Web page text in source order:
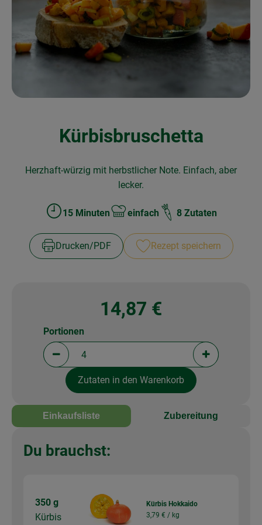
Obst & Gemüse
Frisches
Naturkost
Geschäftskunden
Kürbisbruschetta
Herzhaft-würzig mit herbstlicher Note. Einfach, aber
lecker.
Zubreitungszeit:
15 Minuten
Schwierigkeit:
einfach 8 Zutaten
Drucken​/​PDF Rezept speichern
14,87 €
Portionen verringern (aktuell 4 Portionen
Portionen
Portionen
Zutaten in den Warenkorb
Einkaufsliste Zubereitung
Du brauchst:
350 g
Kürbis
Kürbis Hokkaido
3,79 € / kg